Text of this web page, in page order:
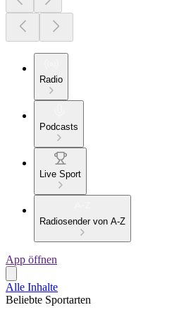
Radio
Podcasts
Live Sport
Radiosender von A-Z
App öffnen
Alle Inhalte
Beliebte Sportarten